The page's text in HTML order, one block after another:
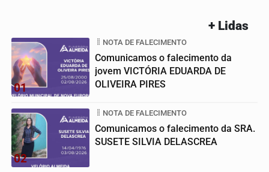
+ Lidas
01
NOTA DE FALECIMENTO
Comunicamos o falecimento da
jovem VICTÓRIA EDUARDA DE
OLIVEIRA PIRES
02
NOTA DE FALECIMENTO
Comunicamos o falecimento da SRA.
SUSETE SILVIA DELASCREA